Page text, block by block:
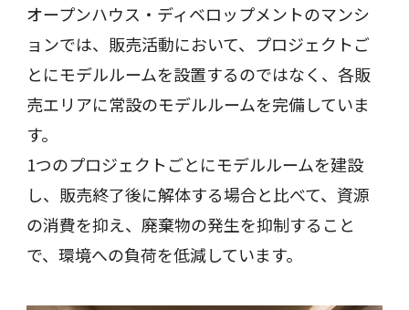
オープンハウス・ディベロップメントのマンシ
ョンでは、販売活動において、プロジェクトご
とにモデルルームを設置するのではなく、各販
売エリアに常設のモデルルームを完備していま
す。
1つのプロジェクトごとにモデルルームを建設
し、販売終了後に解体する場合と比べて、資源
の消費を抑え、廃棄物の発生を抑制すること
で、環境への負荷を低減しています。